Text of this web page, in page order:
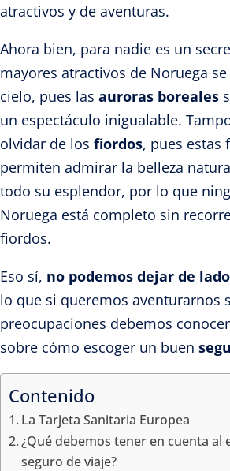
atractivos y de aventuras.
Ahora bien, para nadie es un
mayores atractivos de Noruega
cielo, pues las auroras boreales
un espectáculo inigualable.
olvidar de los fiordos, pues estas
permiten admirar la belleza
todo su esplendor, por lo que
Noruega está completo sin
fiordos.
Eso sí, no podemos dejar de
lo que si queremos aventurarnos
preocupaciones debemos
sobre cómo escoger un buen
Contenido
La Tarjeta Sanitaria Europea
¿Qué debemos tener en cuenta al
seguro de viaje?